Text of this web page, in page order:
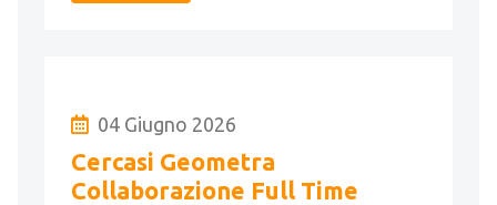
04 Giugno 2026
Cercasi Geometra
Collaborazione Full Time